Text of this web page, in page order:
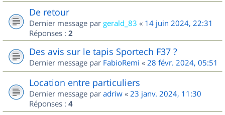
De retour
Dernier message par gerald_83 « 14 juin 2024, 22:31
Réponses : 2
Des avis sur le tapis Sportech F37 ?
Dernier message par FabioRemi « 28 févr. 2024, 05:51
Location entre particuliers
Dernier message par adriw « 23 janv. 2024, 11:30
Réponses : 4